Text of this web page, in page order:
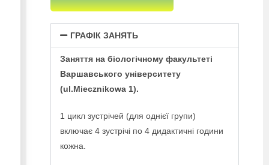
ГРАФІК ЗАНЯТЬ
Заняття на біологічному факультеті
Варшавського університету
(ul.Miecznikowa 1).
1 цикл зустрічей (для однієї групи)
включає 4 зустрічі по 4 дидактичні години
кожна.